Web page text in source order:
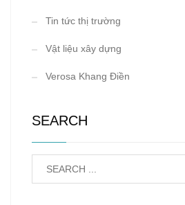
Tin tức thị trường
Vật liệu xây dựng
Verosa Khang Điền
SEARCH